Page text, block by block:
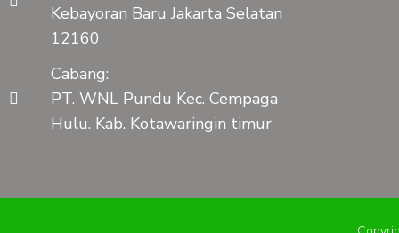
Kebayoran Baru Jakarta Selatan
12160
Cabang:
PT. WNL Pundu Kec. Cempaga
Hulu. Kab. Kotawaringin timur